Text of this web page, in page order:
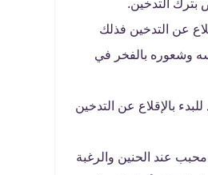
بترك التدخين.
عن التدخين فذلك
وشعوره بالفخر في
بالإقلاع عن التدخين
عند الحنين والرغبة